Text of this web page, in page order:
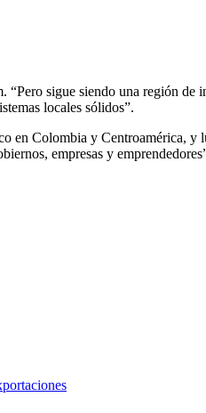
sigue siendo una región de
locales sólidos”.
en Colombia y Centroamérica,
empresas y